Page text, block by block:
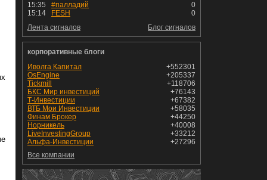
15:35
0
#палладий
15:14
0
FESH
Блог сигналов
Лента сигналов
корпоративные блоги
+552301
Иволга Капитал
+205337
OsEngine
+118706
Tickmill
+76143
БКС Мир инвестиций
+67382
Т-Инвестиции
+58035
ВТБ Мои Инвестиции
+44250
Финам Брокер
+40008
Норникель
+33212
LiveInvestingGroup
+27296
Альфа-Инвестиции
Все компании